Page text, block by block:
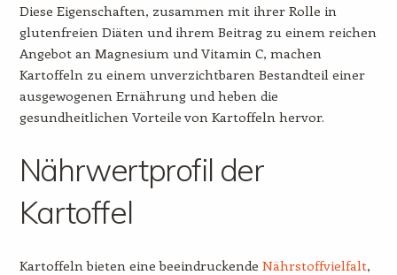
Diese Eigenschaften, zusammen mit ihrer Rolle in
glutenfreien Diäten und ihrem Beitrag zu einem reichen
Angebot an Magnesium und Vitamin C, machen
Kartoffeln zu einem unverzichtbaren Bestandteil einer
ausgewogenen Ernährung und heben die
gesundheitlichen Vorteile von Kartoffeln hervor.
Nährwertprofil der
Kartoffel
Kartoffeln bieten eine beeindruckende Nährstoffvielfalt,